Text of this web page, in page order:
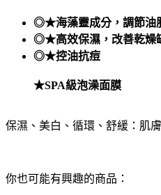
◎★海藻靈成分，調節油
◎★高效保濕，改善乾燥
◎★控油抗痘
★SPA級泡澡面膜
保濕、美白、循環、舒緩：肌
你也可能有興趣的商品：